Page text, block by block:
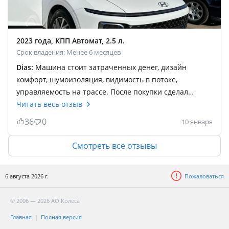
2023 года, КПП Автомат, 2.5 л.
Срок владения: Менее 6 месяцев
Dias: Машина стоит затраченных денег, дизайн
комфорт, шумоизоляция, видимость в потоке,
управляемость на трассе. После покупки сделал
перовое ТО, вышло недорого. Выбирал ее после
пользования Мерседес МЛ320, Тойота Камри, Венза,
Хайлендер, Хюндай Тусон и Соната. Приятно удивила
динамика разгона и это при такой длине и весе авто.
Первое время напрягает переключение КПП, так как
переключается кнопками. Заказал из Кореи с
маленьким пробегом. Машина супер, в общем ни разу
не пожалел.
Читать весь отзыв
36 0 10 января
Смотреть все отзывы
6 августа 2026 г. Пожаловаться
© 2006 — 2026 АО Колеса
Главная Полная версия